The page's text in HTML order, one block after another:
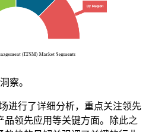
察。
进行了详细分析，重点关注领先
领先应用等关键方面。除此之